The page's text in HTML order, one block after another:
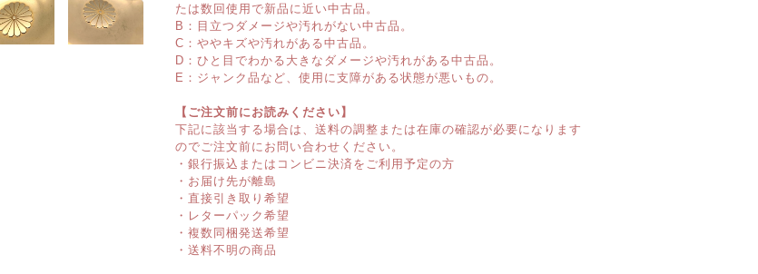
たは数回使用で新品に近い中古品。
B：目立つダメージや汚れがない中古品。
C：ややキズや汚れがある中古品。
D：ひと目でわかる大きなダメージや汚れがある中古品。
E：ジャンク品など、使用に支障がある状態が悪いもの。
【ご注文前にお読みください】
下記に該当する場合は、送料の調整または在庫の確認が必要になります
のでご注文前にお問い合わせください。
・銀行振込またはコンビニ決済をご利用予定の方
・お届け先が離島
・直接引き取り希望
・レターパック希望
・複数同梱発送希望
・送料不明の商品